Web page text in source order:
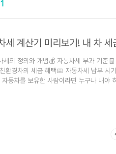
1
세 계산기 미리보기! 내 차 세
세의 정의와 개념💰 자동차세 부과 기준
환경차의 세금 혜택📅 자동차세 납부 시
동차를 보유한 사람이라면 누구나 내야
계산되는지, 그리고 어떤 차종에 어떤 세